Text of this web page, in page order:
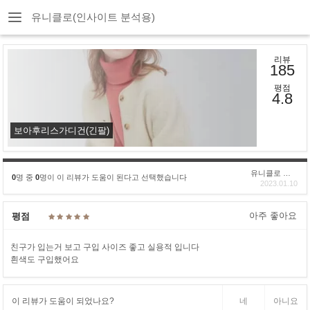
유니클로(인사이트 분석용)
보아후리스가디건(긴팔)
리뷰
185
평점
4.8
0명 중 0명이 이 리뷰가 도움이 된다고 선택했습니다
2023.01.10
평점 아주 좋아요
친구가 입는거 보고 구입 사이즈 좋고 실용적 입니다
흰색도 구입했어요
이 리뷰가 도움이 되었나요? 네 아니요